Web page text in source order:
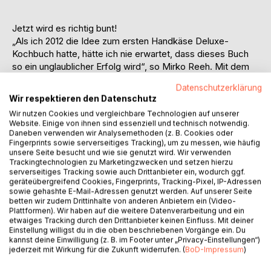
Jetzt wird es richtig bunt!
„Als ich 2012 die Idee zum ersten Handkäse Deluxe-
Kochbuch hatte, hätte ich nie erwartet, dass dieses Buch
so ein unglaublicher Erfolg wird“, so Mirko Reeh. Mit dem
und unglaublichere Rezepte, die oft auf den ersten Blick als
nicht kochbar erscheinen. Aber keine Angst, Mirko hat mit
seinem Team und seinem neuen Lieblings-Foodfotografen
Tobias Koch („to bikko“) alles nachgekocht und persönlich
probiert. Die besten Rezepte haben es schließlich in
dieses Buch geschafft.
Erwarten Sie spannende und ausgefallene Gerichte, die
beim Nachkochen und Servieren für Gesprächsstoff
sorgen werden. Wie immer hat Mirko darauf geachtet,
dass alles nachkochbar ist und dass die Zutaten bis auf
wenige Ausnahmen im ganz normalen Supermarkt erhältlich
sind.
Mirko Reeh wurde 1976 in Bad Hersfeld geboren. Seine
ersten Erfahrungen mit dem Kochlöffel sammelte er am
Datenschutzerklärung
Wir respektieren den Datenschutz
Wir nutzen Cookies und vergleichbare Technologien auf unserer
Website. Einige von ihnen sind essenziell und technisch notwendig.
Daneben verwenden wir Analysemethoden (z. B. Cookies oder
Fingerprints sowie serverseitiges Tracking), um zu messen, wie häufig
unsere Seite besucht und wie sie genutzt wird. Wir verwenden
Trackingtechnologien zu Marketingzwecken und setzen hierzu
serverseitiges Tracking sowie auch Drittanbieter ein, wodurch ggf.
geräteübergreifend Cookies, Fingerprints, Tracking-Pixel, IP-Adressen
sowie gehashte E-Mail-Adressen genutzt werden. Auf unserer Seite
betten wir zudem Drittinhalte von anderen Anbietern ein (Video-
Plattformen). Wir haben auf die weitere Datenverarbeitung und ein
etwaiges Tracking durch den Drittanbieter keinen Einfluss. Mit deiner
Einstellung willigst du in die oben beschriebenen Vorgänge ein. Du
kannst deine Einwilligung (z. B. im Footer unter „Privacy-Einstellungen“)
jederzeit mit Wirkung für die Zukunft widerrufen. (BoD-Impressum)